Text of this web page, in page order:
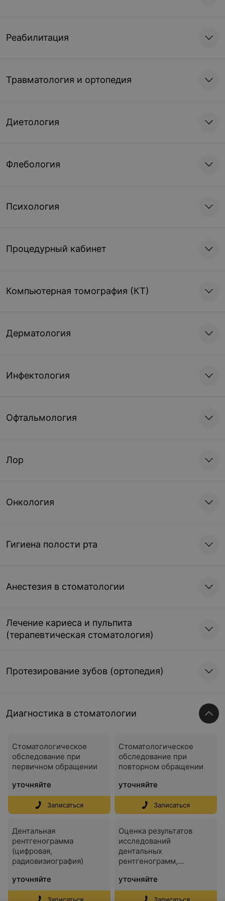
Реабилитация
Травматология и ортопедия
Диетология
Флебология
Психология
Процедурный кабинет
Компьютерная томография (КТ)
Дерматология
Инфектология
Офтальмология
Лор
Онкология
Гигиена полости рта
Анестезия в стоматологии
Лечение кариеса и пульпита
(терапевтическая стоматология)
Протезирование зубов (ортопедия)
Диагностика в стоматологии
Стоматологическое
обследование при
первичном обращении
уточняйте
Записаться
Стоматологическое
обследование при
повторном обращении
уточняйте
Записаться
Дентальная
рентгенограмма
(цифровая,
радиовизиография)
уточняйте
Оценка результатов
исследований
дентальных
рентгенограмм,
(ортопантомограмм),
заключений врачей-
уточняйте